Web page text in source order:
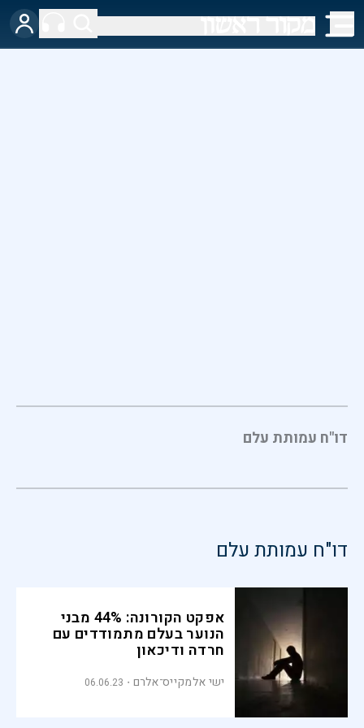
דו"ח עמותת עלם
דו"ח עמותת עלם
אפקט הקורונה: 44% מבני
הנוער בעלם מתמודדים עם
חרדה ודיכאון
ישי אלמקייס־אלרם 06.06.23